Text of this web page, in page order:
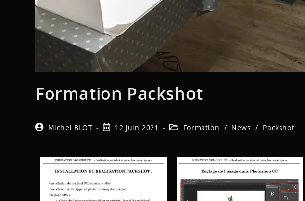
Formation Packshot
Michel BLOT 12 juin 2021 Formation / News / Packshot